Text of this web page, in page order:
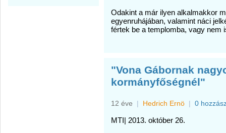
Odakint a már ilyen alkalmakkor
egyenruhájában, valamint náci
fértek be a templomba, vagy nem
"Vona Gábornak
kormányfőségnél"
12 éve | Hedrich Ernö | 0
MTI| 2013. október 26.